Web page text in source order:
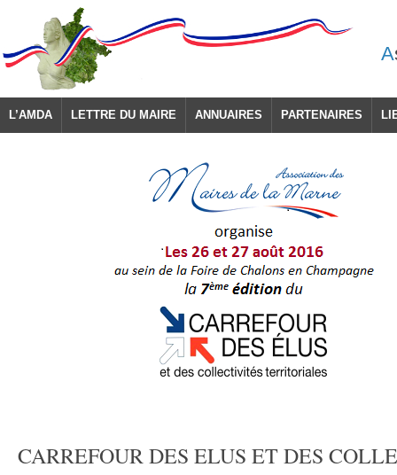
A
L’AMDA LETTRE DU MAIRE ANNUAIRES PARTENAIRES
CARREFOUR DES ELUS ET DES